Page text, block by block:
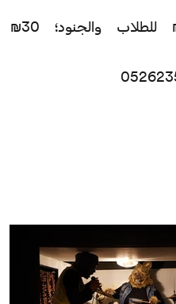
سعر التذكرة: 60₪ (45₪ للطلاب والجنود؛ 30₪